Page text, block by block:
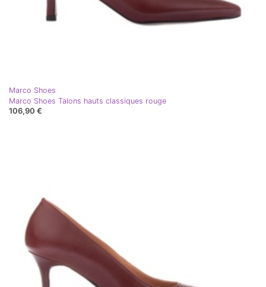
Marco Shoes
Marco Shoes Talons hauts classiques rouge
106,90 €